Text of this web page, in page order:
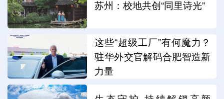
苏州：校地共创“同里诗光”
这些“超级工厂”有何魔力？
驻华外交官解码合肥智造新
力量